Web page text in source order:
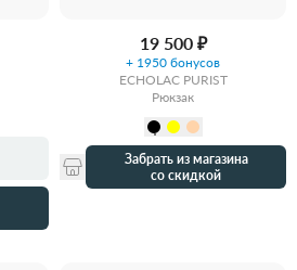
19 500 ₽
+ 1950 бонусов
ECHOLAC PURIST
Рюкзак
Забрать из магазина
со скидкой